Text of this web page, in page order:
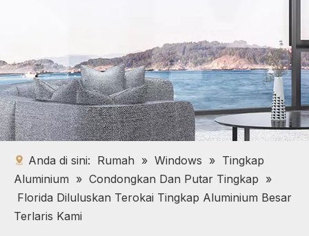
Anda di sini: Rumah » Windows » Tingkap
Aluminium » Condongkan Dan Putar Tingkap »
Florida Diluluskan Terokai Tingkap Aluminium Besar
Terlaris Kami